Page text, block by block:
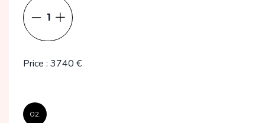
1
Price : 3740 €
02.